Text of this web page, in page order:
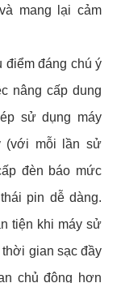
mang lại cảm
đáng chú ý
nâng cấp dung
sử dụng máy
(với mỗi lần sử
đèn báo mức
pin dễ dàng.
tiện khi máy sử
gian sạc đầy
chủ động hơn